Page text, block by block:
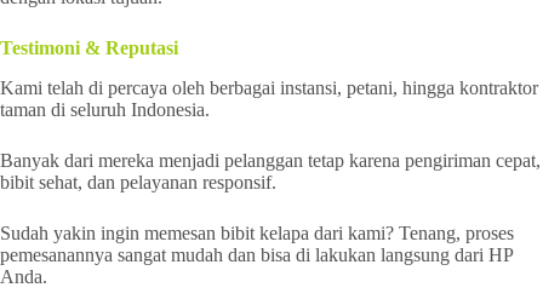
Testimoni & Reputasi
Kami telah di percaya oleh berbagai instansi, petani, hingga kontraktor
taman di seluruh Indonesia.
Banyak dari mereka menjadi pelanggan tetap karena pengiriman cepat,
bibit sehat, dan pelayanan responsif.
Sudah yakin ingin memesan bibit kelapa dari kami? Tenang, proses
pemesanannya sangat mudah dan bisa di lakukan langsung dari HP
Anda.